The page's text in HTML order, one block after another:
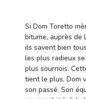
Si Dom Toretto
bitume, auprès de
ils savent bien
les plus radieux
plus sournois.
tient le plus, Dom
son passé. Son